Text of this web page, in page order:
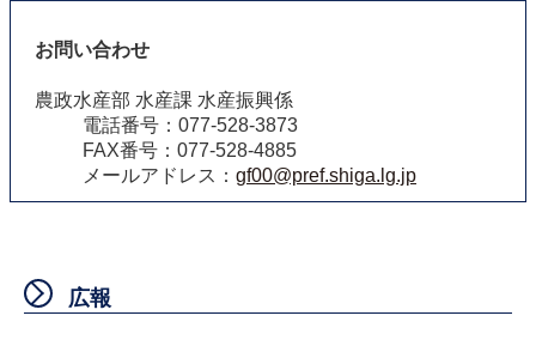
お問い合わせ
農政水産部 水産課 水産振興係
電話番号：077-528-3873
FAX番号：077-528-4885
メールアドレス： gf00@pref.shiga.lg.jp
広報